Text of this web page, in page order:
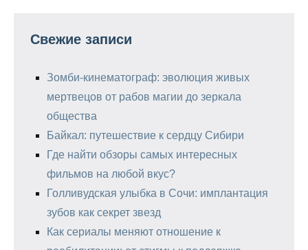
Свежие записи
Зомби-кинематограф: эволюция живых
мертвецов от рабов магии до зеркала
общества
Байкал: путешествие к сердцу Сибири
Где найти обзоры самых интересных
фильмов на любой вкус?
Голливудская улыбка в Сочи: имплантация
зубов как секрет звезд
Как сериалы меняют отношение к